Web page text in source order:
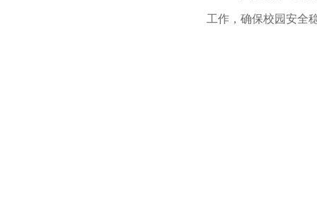
工作，确保校园安全